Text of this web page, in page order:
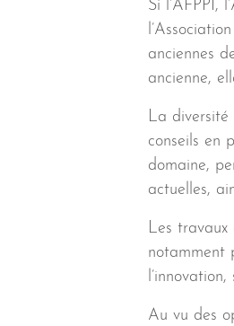
Si l’AFPPI,
anciennes
ancienne,
La diversité
conseils en
domaine,
actuelles,
Les travaux
notamment
l’innovation,
Au vu des